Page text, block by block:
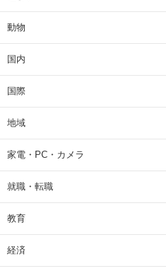
動物
国内
国際
地域
家電・PC・カメラ
就職・転職
教育
経済